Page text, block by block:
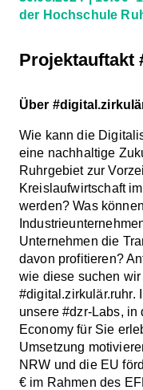
der Hochschule
Projektauftakt
Über
Wie kann die
eine nachhaltige
Ruhrgebiet zur
Kreislaufwirtschaft
werden? Was
Unternehmen die
davon profitieren?
wie diese suchen
#digital.zirkulär.ruhr.
unsere #dzr-Labs,
Economy für Sie
Umsetzung
NRW und die EU
€ im Rahmen des